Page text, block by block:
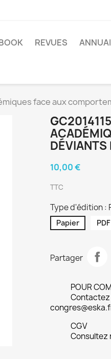
REVUES
face aux
DÉVIANTS
10,00 €
TTC
Type d'édition :
Papier
Partager
POUR
Contactez
CGV
Consultez